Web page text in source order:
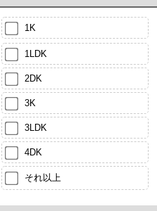
1K
1LDK
2DK
3K
3LDK
4DK
それ以上